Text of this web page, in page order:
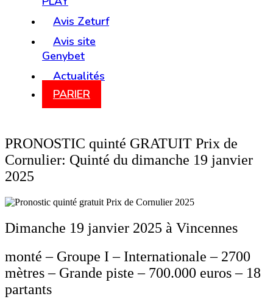
Avis Zeturf
Avis site
Genybet
Actualités
PARIER
PRONOSTIC quinté GRATUIT Prix de
Cornulier: Quinté du dimanche 19 janvier
2025
Dimanche 19 janvier 2025 à Vincennes
monté – Groupe I – Internationale – 2700
mètres – Grande piste – 700.000 euros – 18
partants